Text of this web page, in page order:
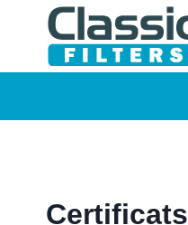
Certificats